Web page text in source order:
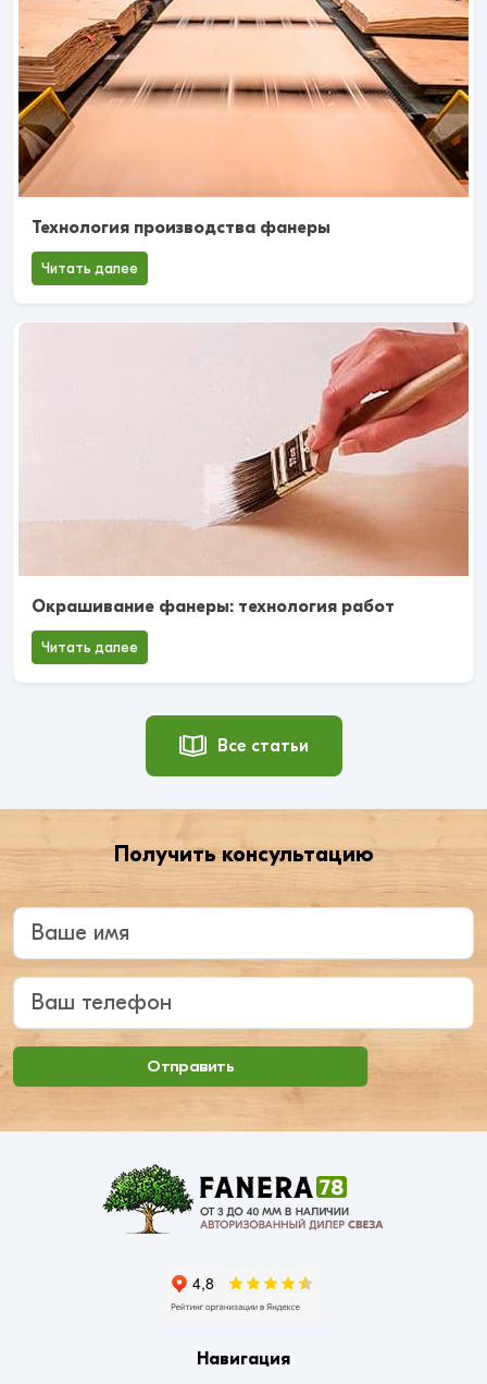
Технология производства фанеры
Читать далее
Окрашивание фанеры: технология работ
Читать далее
Все статьи
Получить консультацию
Введите ваше имя
Ваш телефон
Отправить
Навигация